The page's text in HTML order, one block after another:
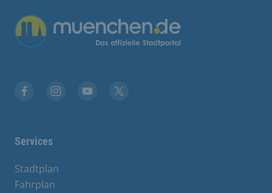
Übergreifende Links
Services
Stadtplan
Fahrplan